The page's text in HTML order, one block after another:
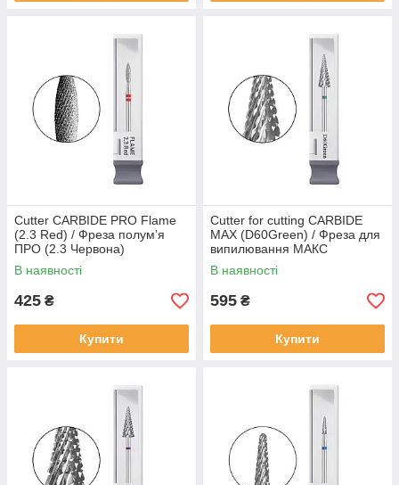
Cutter CARBIDE PRO Flame
(2.3 Red) / Фреза полумʼя
ПРО (2.3 Червона)
В наявності
425 ₴
Купити
Cutter for cutting CARBIDE
MAX (D60Green) / Фреза для
випилювання МАКС
(D60Зелена)
В наявності
595 ₴
Купити